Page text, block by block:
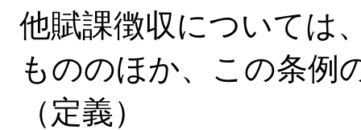
他賦課徴収については
もののほか、この条例
（定義）